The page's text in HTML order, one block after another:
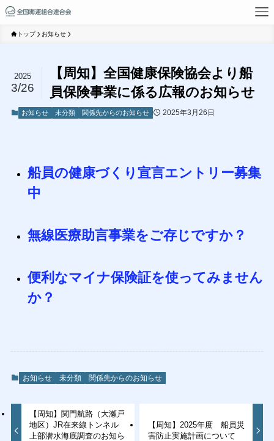
トップ お知らせ
【周知】全国健康保険協会より船
員保険事業に係る広報のお知らせ
2025
3/26
お知らせ 未分類 関係先からのお知らせ 2025年3月26日
船員の健康づくり宣言エントリー募集
中
無線医療助言事業をご存じですか？
便利なマイナ保険証を使ってみません
か？
お知らせ 未分類 関係先からのお知らせ
【周知】関門航路（大瀬戸
地区）JR在来線トンネル
上部潜水海底調査のお知ら
【周知】2025年度 船員災
害防止実施計画について